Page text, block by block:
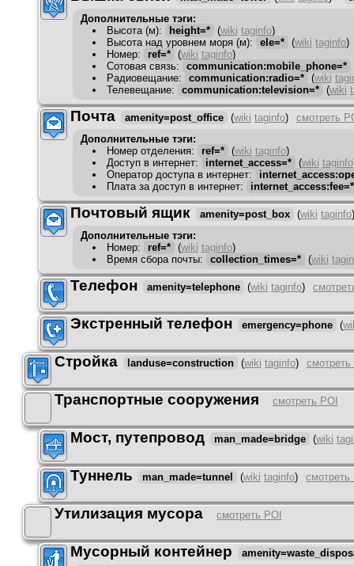
Дополнительные тэги:
Высота (м): height=* (wiki taginfo)
Высота над уровнем моря (м): ele=* (wiki taginfo)
Номер: ref=* (wiki taginfo)
Сотовая связь: communication:mobile_phone=*
Радиовещание: communication:radio=* (wiki
Телевещание: communication:television=* (wiki
Почта amenity=post_office (wiki taginfo)
смотреть
Дополнительные тэги:
Номер отделения: ref=* (wiki taginfo)
Доступ в интернет: internet_access=* (wiki taginfo
Оператор доступа в интернет:
Плата за доступ в интернет: internet_access:fee=*
Почтовый ящик amenity=post_box (wiki taginfo)
Дополнительные тэги:
Номер: ref=* (wiki taginfo)
Время сбора почты: collection_times=* (wiki
Телефон amenity=telephone (wiki taginfo)
Экстренный телефон emergency=phone (
Стройка landuse=construction (wiki taginfo) смотреть
Транспортные сооружения смотреть POI
Мост, путепровод man_made=bridge (wiki
Туннель man_made=tunnel (wiki taginfo) смотреть
Утилизация мусора смотреть POI
Мусорный контейнер